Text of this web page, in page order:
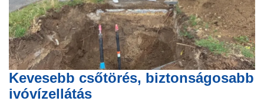
Kevesebb csőtörés, biztonságosabb
ivóvízellátás